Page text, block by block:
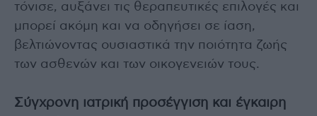
τόνισε, αυξάνει τις θεραπευτικές επιλογές και
μπορεί ακόμη και να οδηγήσει σε ίαση,
βελτιώνοντας ουσιαστικά την ποιότητα ζωής
των ασθενών και των οικογενειών τους.
Σύγχρονη ιατρική προσέγγιση και έγκαιρη